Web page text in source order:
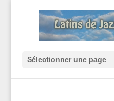
Sélectionner une page